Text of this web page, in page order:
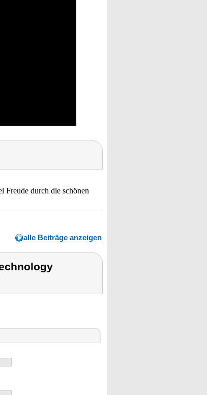
Freude durch die schönen
alle Beiträge anzeigen